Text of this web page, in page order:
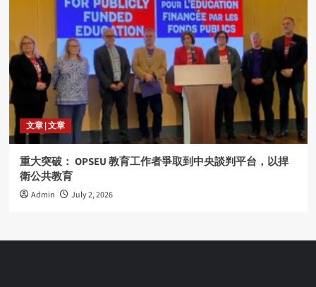
文章 | 文章
重大突破： OPSEU 教育工作者爭取到中央談判平台，以捍
衛公共教育
Admin July 2, 2026